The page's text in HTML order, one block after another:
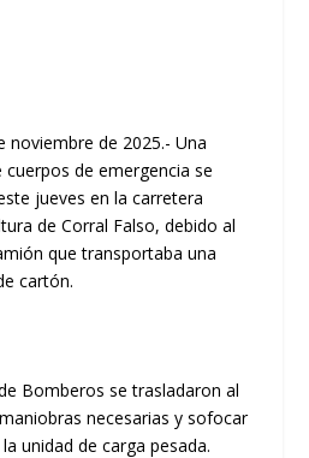
noviembre de 2025.-Una
de emergencia se
jueves en la carretera
de Corral Falso, debido al
que transportaba una
cartón.
Bomberos se trasladaron al
necesarias y sofocar
unidad de carga pesada.